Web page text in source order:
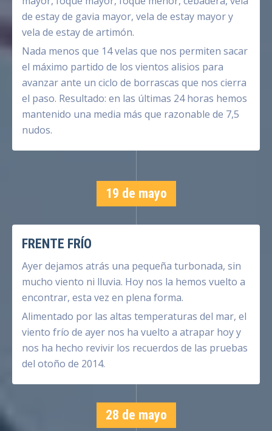
de estay de gavia mayor, vela de estay mayor y
vela de estay de artimón.
Nada menos que 14 velas que nos permiten sacar
el máximo partido de los vientos alisios para
avanzar ante un ciclo de borrascas que nos cierra
el paso. Resultado: en las últimas 24 horas hemos
mantenido una media más que razonable de 7,5
nudos.
19 de mayo
FRENTE FRÍO
Ayer dejamos atrás una pequeña turbonada, sin
mucho viento ni lluvia. Hoy nos la hemos vuelto a
encontrar, esta vez en plena forma.
Alimentado por las altas temperaturas del mar, el
viento frío de ayer nos ha vuelto a atrapar hoy y
nos ha hecho revivir los recuerdos de las pruebas
del otoño de 2014.
28 de mayo